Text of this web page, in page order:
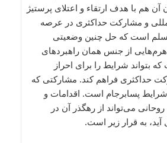
هم با هدف ارتقاء و اعتلای پرستیژ
و مشارکت حداکثری در عرصه
مسلم است که حل چنین وضعیتی
از جنس همان راهبردهای
بتواند شرایط را برای احراز
حداکثری فراهم کند. مشارکتی که
پسابرجام است. اقدامات و
می‌تواند از رهگذر آن در
به قرار زیر است.